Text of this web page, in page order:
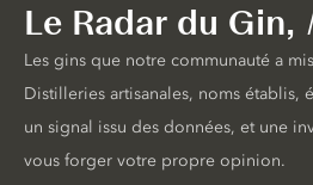
Le Radar du Gin,
Les gins que notre communauté a
Distilleries artisanales, noms établis,
un signal issu des données, et une
vous forger votre propre opinion.